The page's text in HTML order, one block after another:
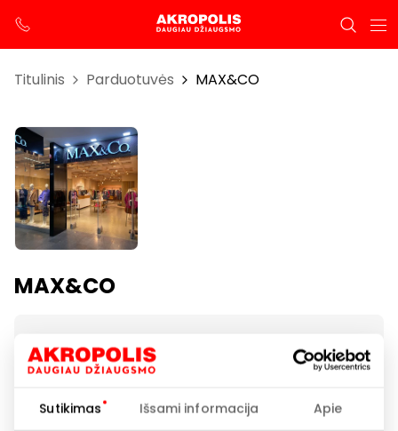
Sutikimas Išsami informacija Apie
Titulinis Parduotuvės MAX&CO
MAX&CO
Darbo laikas
I-VII 10:00 – 21:00
Telefono numeris